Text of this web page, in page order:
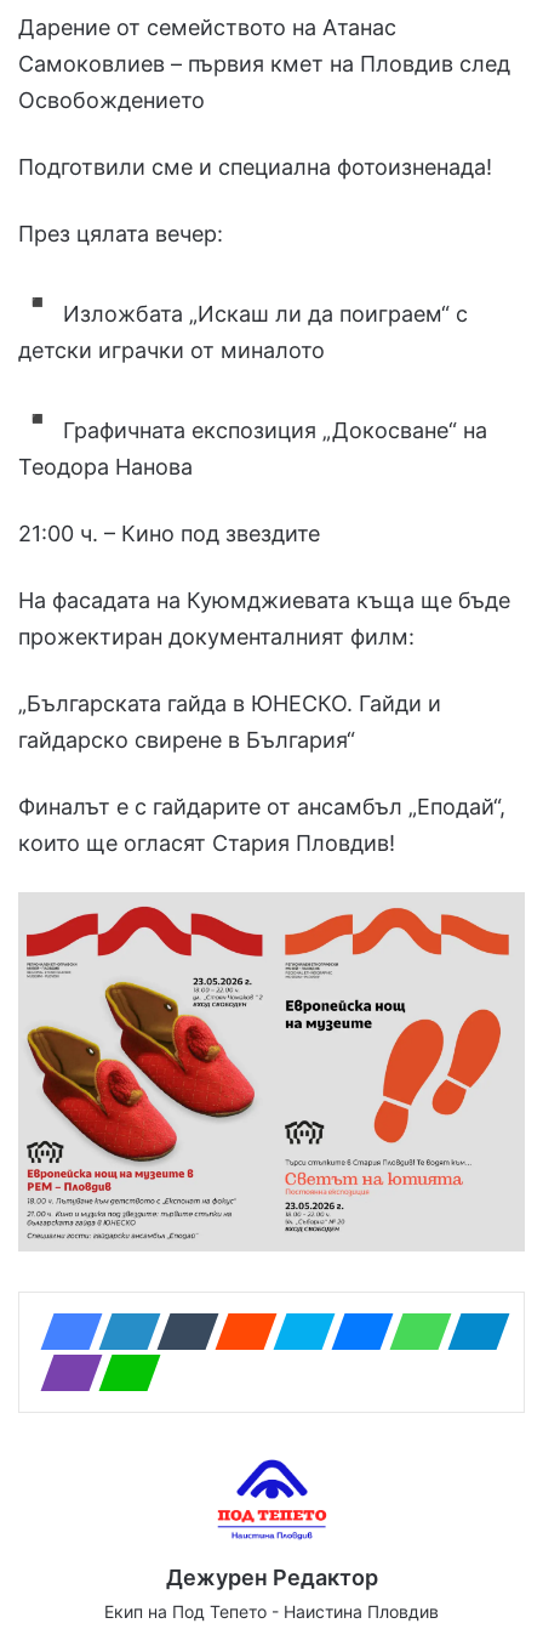
Дарение от семейството на Атанас
Самоковлиев – първия кмет на Пловдив след
Освобождението
Подготвили сме и специална фотоизненада!
През цялата вечер:
Изложбата „Искаш ли да поиграем“ с
детски играчки от миналото
Графичната експозиция „Докосване“ на
Теодора Нанова
21:00 ч. – Кино под звездите
На фасадата на Куюмджиевата къща ще бъде
прожектиран документалният филм:
„Българската гайда в ЮНЕСКО. Гайди и
гайдарско свирене в България“
Финалът е с гайдарите от ансамбъл „Еподай“,
които ще огласят Стария Пловдив!
Дежурен Редактор
Екип на Под Тепето - Наистина Пловдив